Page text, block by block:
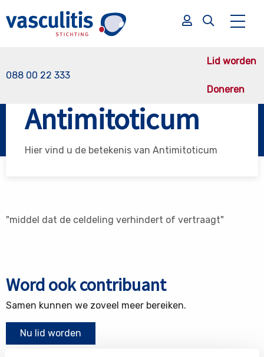
088 00 22 333
Lid worden
Doneren
Zoek
Zoek
Antimitoticum
Hier vind u de betekenis van Antimitoticum
"middel dat de celdeling verhindert of vertraagt"
Word ook contribuant
Samen kunnen we zoveel meer bereiken.
Nu lid worden